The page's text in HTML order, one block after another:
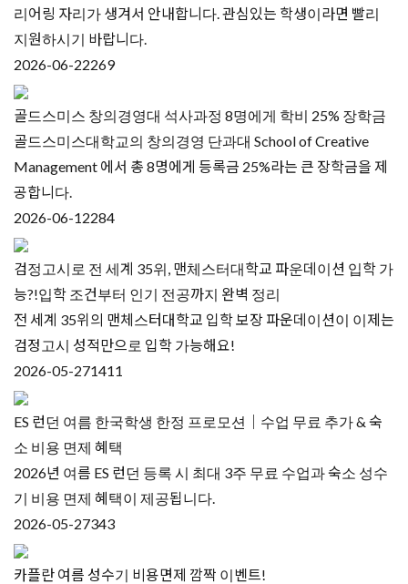
리어링 자리가 생겨서 안내합니다. 관심있는 학생이라면 빨리
지원하시기 바랍니다.
2026-06-22269
골드스미스 창의경영대 석사과정 8명에게 학비 25% 장학금
골드스미스대학교의 창의경영 단과대 School of Creative
Management 에서 총 8명에게 등록금 25%라는 큰 장학금을 제
공합니다.
2026-06-12284
검정고시로 전 세계 35위, 맨체스터대학교 파운데이션 입학 가
능?!입학 조건부터 인기 전공까지 완벽 정리
전 세계 35위의 맨체스터대학교 입학 보장 파운데이션이 이제는
검정고시 성적만으로 입학 가능해요!
2026-05-271411
ES 런던 여름 한국학생 한정 프로모션｜수업 무료 추가 & 숙
소 비용 면제 혜택
2026년 여름 ES 런던 등록 시 최대 3주 무료 수업과 숙소 성수
기 비용 면제 혜택이 제공됩니다.
2026-05-27343
카플란 여름 성수기 비용면제 깜짝 이벤트!